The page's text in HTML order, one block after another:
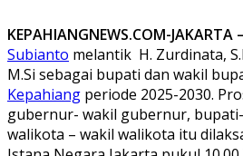
KEPAHIANGNEWS.COM-JAKARTA –
Subianto melantik H. Zurdinata,
M.Si sebagai bupati dan wakil
Kepahiang periode 2025-2030.
gubernur- wakil gubernur,
walikota – wakil walikota itu